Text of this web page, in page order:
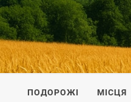
ПОДОРОЖI ПО
ПОДОРОЖІ МІСЦЯ